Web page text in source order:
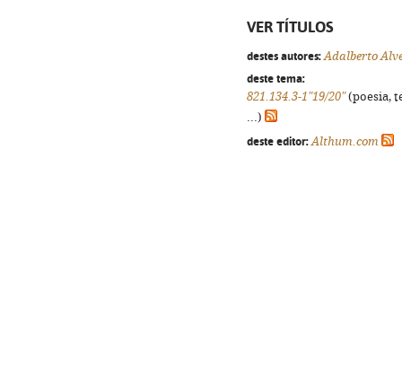
VER TÍTULOS
destes autores: Adalberto
deste tema:
821.134.3-1"19/20"(poesia,
...)
deste editor: Althum.com